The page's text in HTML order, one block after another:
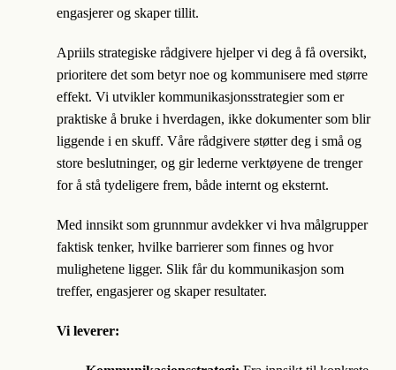
engasjerer og skaper tillit.
Apriils strategiske rådgivere hjelper vi deg å få oversikt,
prioritere det som betyr noe og kommunisere med større
effekt. Vi utvikler kommunikasjonsstrategier som er
praktiske å bruke i hverdagen, ikke dokumenter som blir
liggende i en skuff. Våre rådgivere støtter deg i små og
store beslutninger, og gir lederne verktøyene de trenger
for å stå tydeligere frem, både internt og eksternt.
Med innsikt som grunnmur avdekker vi hva målgrupper
faktisk tenker, hvilke barrierer som finnes og hvor
mulighetene ligger. Slik får du kommunikasjon som
treffer, engasjerer og skaper resultater.
Vi leverer: